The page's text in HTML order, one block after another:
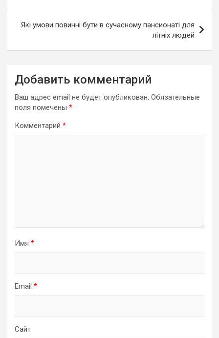
записям
Які умови повинні бути в сучасному пансионаті для
літніх людей
Добавить комментарий
Ваш адрес email не будет опубликован. Обязательные
поля помечены *
Комментарий *
Имя *
Email *
Сайт